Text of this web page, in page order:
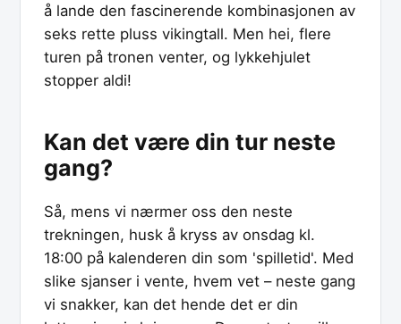
å lande den fascinerende kombinasjonen av
seks rette pluss vikingtall. Men hei, flere
turen på tronen venter, og lykkehjulet
stopper aldi!
Kan det være din tur neste
gang?
Så, mens vi nærmer oss den neste
trekningen, husk å kryss av onsdag kl.
18:00 på kalenderen din som 'spilletid'. Med
slike sjanser i vente, hvem vet – neste gang
vi snakker, kan det hende det er din